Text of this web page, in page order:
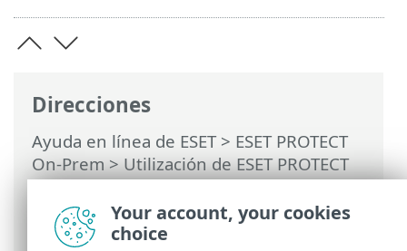
Direcciones
Ayuda en línea de ESET> ESET PROTECT
On-Prem>Utilización de ESET PROTECT
On-Prem>ESET PROTECT On-Prem Menú
principal
>Tareas>Tareas del cliente>
Cerrar sesión
Your account, your cookies
choice